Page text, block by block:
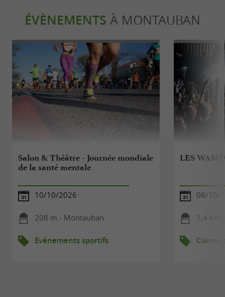
ÉVÈNEMENTS À MONTAUBAN
Salon & Théâtre - Journée mondiale
de la santé mentale
10/10/2026
208 m - Montauban
Evènements sportifs
LES
08/10/
1,4 km